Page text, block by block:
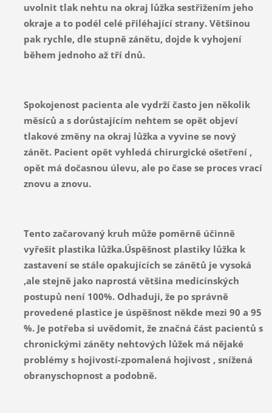
uvolnit tlak nehtu na okraj lůžka sestřižením jeho
okraje a to podél celé přiléhající strany. Většinou
pak rychle, dle stupně zánětu, dojde k vyhojení
během jednoho až tří dnů.
Spokojenost pacienta ale vydrží často jen několik
měsíců a s dorůstajícím nehtem se opět objeví
tlakové změny na okraj lůžka a vyvine se nový
zánět. Pacient opět vyhledá chirurgické ošetření ,
opět má dočasnou úlevu, ale po čase se proces vrací
znovu a znovu.
Tento začarovaný kruh může poměrně účinně
vyřešit plastika lůžka.Úspěšnost plastiky lůžka k
zastavení se stále opakujících se zánětů je vysoká
,ale stejně jako naprostá většina medicínských
postupů není 100%. Odhaduji, že po správně
provedené plastice je úspěšnost někde mezi 90 a 95
%. Je potřeba si uvědomit, že značná část pacientů s
chronickými záněty nehtových lůžek má nějaké
problémy s hojivostí-zpomalená hojivost , snížená
obranyschopnost a podobně.